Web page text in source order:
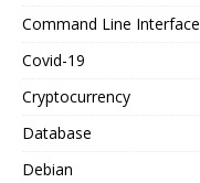
Command Line Interface
Covid-19
Cryptocurrency
Database
Debian